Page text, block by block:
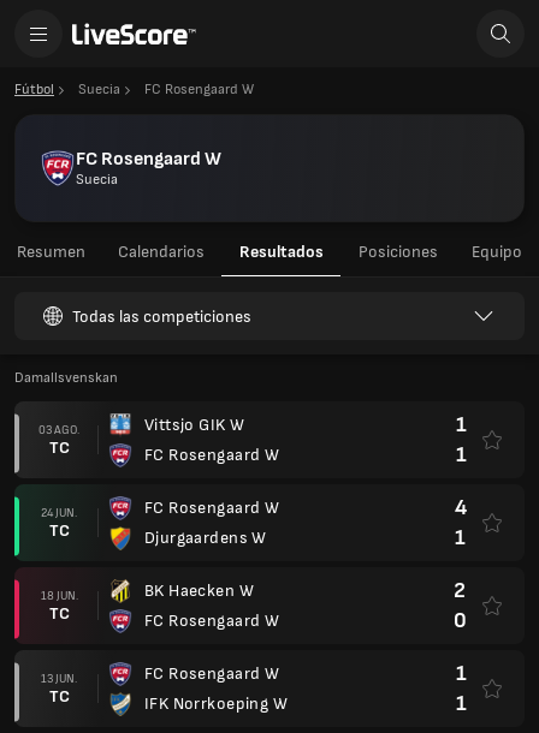
Fútbol Suecia FC Rosengaard W
FC Rosengaard W
Suecia
Resumen Calendarios Resultados Posiciones Equipo
Todas las competiciones
Damallsvenskan
03 AGO.
TC
Vittsjo GIK W
FC Rosengaard W
1
1
24 JUN.
TC
FC Rosengaard W
Djurgaardens W
4
1
18 JUN.
TC
BK Haecken W
FC Rosengaard W
2
0
13 JUN.
TC
FC Rosengaard W
IFK Norrkoeping W
1
1